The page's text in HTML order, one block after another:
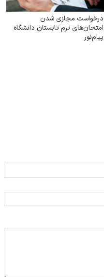
درخواست مجازی شدن
امتحان‌های ترم تابستان دانشگاه
پیام‌نور